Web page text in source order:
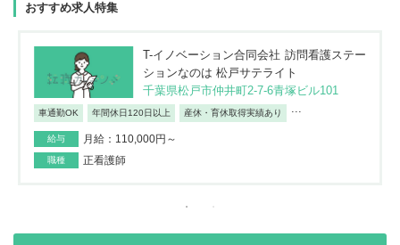
おすすめ求人特集
T-イノベーション合同会社 訪問看護ステー
ションなのは 松戸サテライト
千葉県松戸市仲井町2-7-6青塚ビル101
車通勤OK 年間休日120日以上 産休・育休取得実績あり ...
給与 月給：110,000円～
職種 正看護師